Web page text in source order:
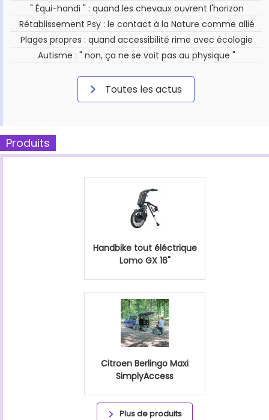
" Équi-handi " : quand les chevaux ouvrent l'horizon
Rétablissement Psy : le contact à la Nature comme allié
Plages propres : quand accessibilité rime avec écologie
Autisme : " non, ça ne se voit pas au physique "
Toutes les actus
Produits
Handbike tout éléctrique
Lomo GX 16"
Citroen Berlingo Maxi
SimplyAccess
Plus de produits